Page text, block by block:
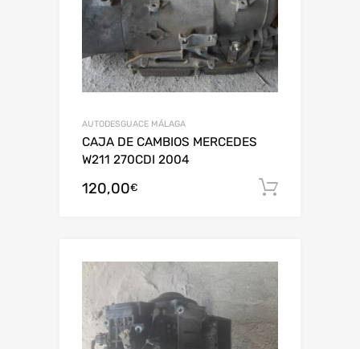
AUTODESGUACE MÁLAGA
CAJA DE CAMBIOS MERCEDES
W211 270CDI 2004
120,00€